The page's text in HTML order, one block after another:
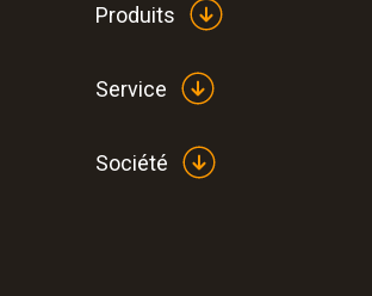
Produits
Service
Société